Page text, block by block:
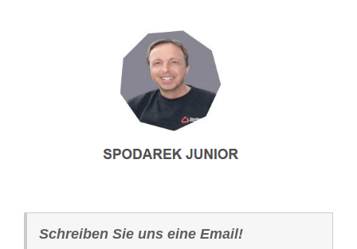
Schreiben Sie uns eine Email!